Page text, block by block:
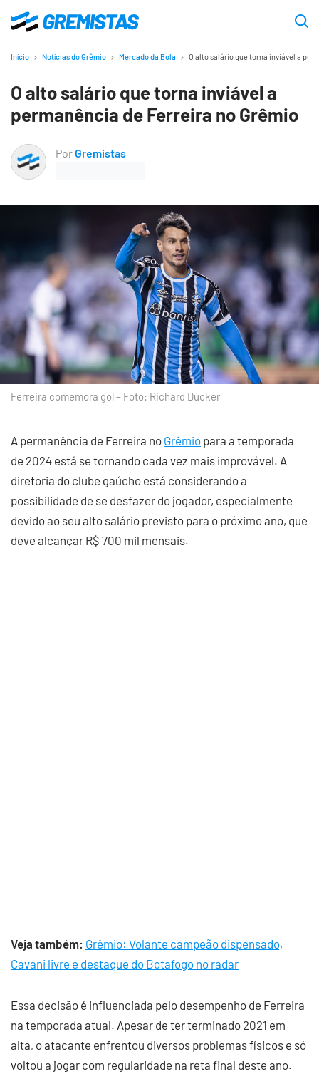
para
principal
Gremistas
Início Notícias do Grêmio Mercado da Bola O alto salário que torna inviável a
O alto salário que torna inviável a
permanência de Ferreira no Grêmio
PorGremistas
Ferreira comemora gol – Foto: Richard Ducker
A permanência de Ferreira no Grêmio para a temporada
de 2024 está se tornando cada vez mais improvável. A
diretoria do clube gaúcho está considerando a
possibilidade de se desfazer do jogador, especialmente
devido ao seu alto salário previsto para o próximo ano, que
deve alcançar R$ 700 mil mensais.
Veja também: Grêmio: Volante campeão dispensado,
Cavani livre e destaque do Botafogo no radar
Essa decisão é influenciada pelo desempenho de Ferreira
na temporada atual. Apesar de ter terminado 2021 em
alta, o atacante enfrentou diversos problemas físicos e só
voltou a jogar com regularidade na reta final deste ano.